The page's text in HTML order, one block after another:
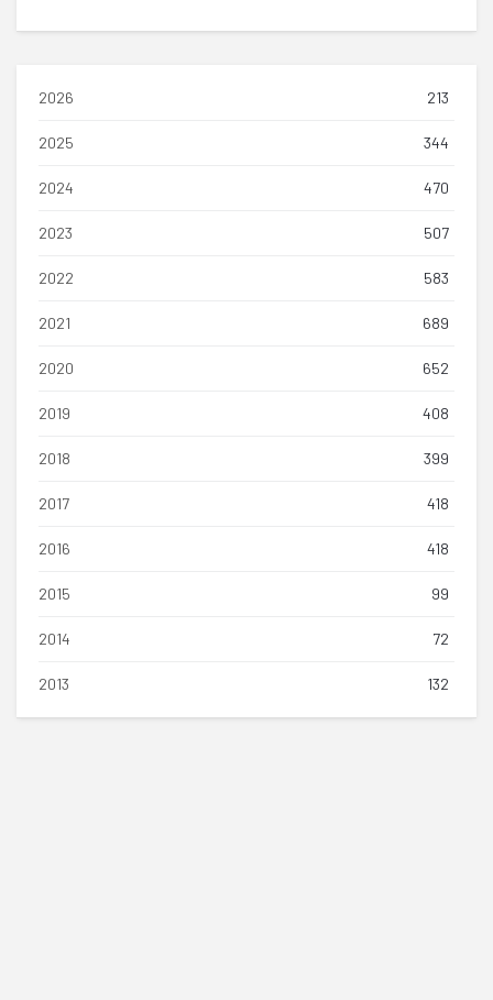
2026 213
2025 344
2024 470
2023 507
2022 583
2021 689
2020 652
2019 408
2018 399
2017 418
2016 418
2015 99
2014 72
2013 132